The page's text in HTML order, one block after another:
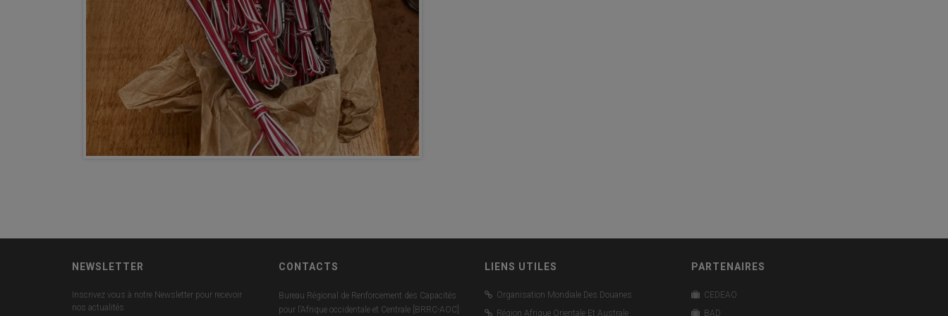
NEWSLETTER
Inscrivez vous à notre Newsletter pour recevoir
nos actualités
CONTACTS
Bureau Régional de Renforcement des Capacités
pour l’Afrique occidentale et Centrale [BRRC-AOC]
LIENS UTILES
Organisation Mondiale Des Douanes
Région Afrique Orientale Et Australe
PARTENAIRES
CEDEAO
BAD